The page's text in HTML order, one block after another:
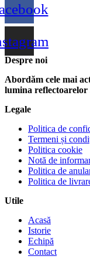
Despre noi
Abordăm cele mai
lumina
Legale
Politica de
Termeni și
Politica cookie
Notă de
Politica de
Politica de
Utile
Acasă
Istorie
Echipă
Contact